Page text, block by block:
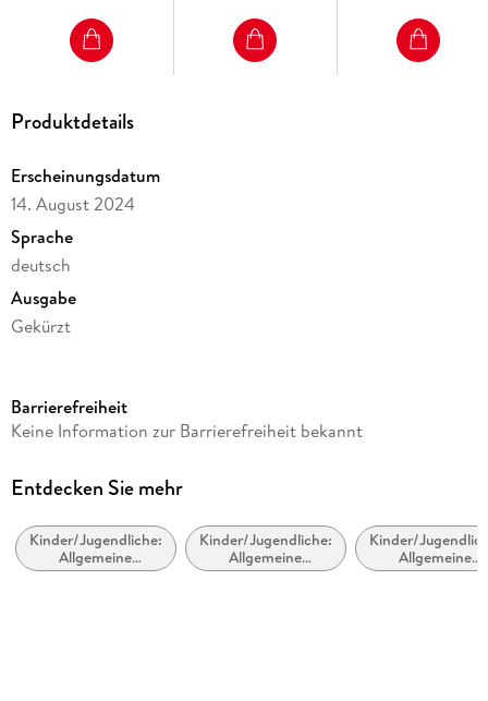
Produktdetails
Erscheinungsdatum
14. August 2024
Sprache
deutsch
Ausgabe
Gekürzt
Laufzeit
Altersempfehlung
Reihe
Wieso? Weshalb? Warum?, 43
Barrierefreiheit
Keine Information zur Barrierefreiheit bekannt
Entdecken Sie mehr
Kinder/Jugendliche:
Allgemeine
Interessen: Flora
Kinder/Jugendliche:
Allgemeine
Interessen:
Kinder/
Allgemeine
Interessen: